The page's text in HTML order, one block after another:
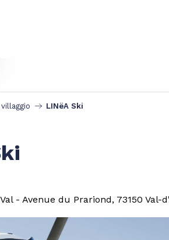
LINëA Ski
- Avenue du Prariond, 73150 Val-